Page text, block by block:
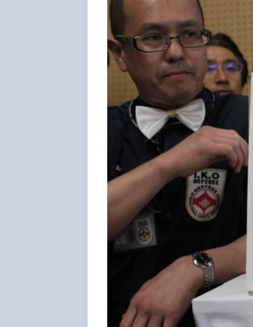
23-25.10.2026